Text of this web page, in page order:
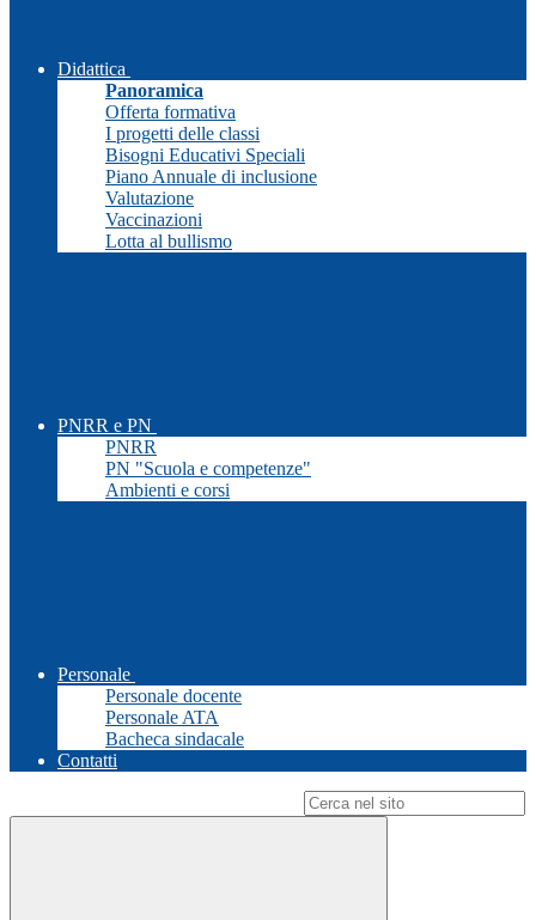
Didattica
Panoramica
Offerta formativa
I progetti delle classi
Bisogni Educativi Speciali
Piano Annuale di inclusione
Valutazione
Vaccinazioni
Lotta al bullismo
PNRR e PN
PNRR
PN "Scuola e competenze"
Ambienti e corsi
Personale
Personale docente
Personale ATA
Bacheca sindacale
Contatti